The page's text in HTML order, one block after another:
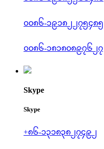
၀၀၈၆-၁၉၁၈၂၂၇၅၄၈၅
၀၀၈၆-၁၈၁၈၀၈၉၇၆၂၇
Skype
Skype
+၈၆-၁၃၁၈၃၈၂၇၄၉၂